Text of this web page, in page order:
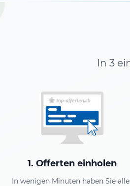
In 3
1. Offerten einholen
In wenigen Minuten haben Sie